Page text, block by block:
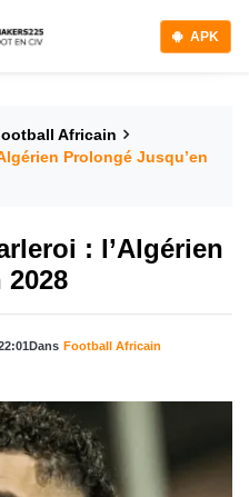
APK
Africain
Prolongé Jusqu’en
: l’Algérien
Dans Football Africain